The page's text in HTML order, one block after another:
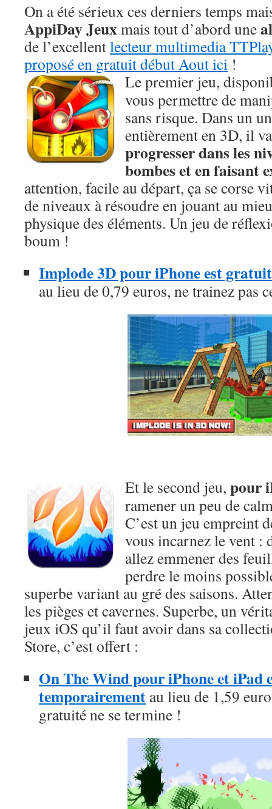
On a été sérieux ces derniers temps
AppiDay Jeuxmais tout d’abord une
de l’excellentlecteur multimedia
proposé en gratuit début Aout ici !
Le premier jeu,
vous permettre de
sans risque. Dans un
entièrement en 3D, il
progresser dans les
bombes et en faisant
attention, facile au départ, ça se corse
de niveaux à résoudre en jouant au
physique des éléments. Un jeu de
boum !
Implode 3D pour iPhone est
au lieu de 0,79 euros, ne trainez pas
Et le second jeu, pour
ramener un peu de
C’est un jeu empreint
vous incarnez le vent :
allez emmener des
perdre le moins
superbe variant au gré des saisons.
les pièges et cavernes. Superbe, un
jeux iOS qu’il faut avoir dans sa
Store, c’est offert :
On The Wind pour iPhone et iPad
temporairement au lieu de 1,59
gratuité ne se termine !